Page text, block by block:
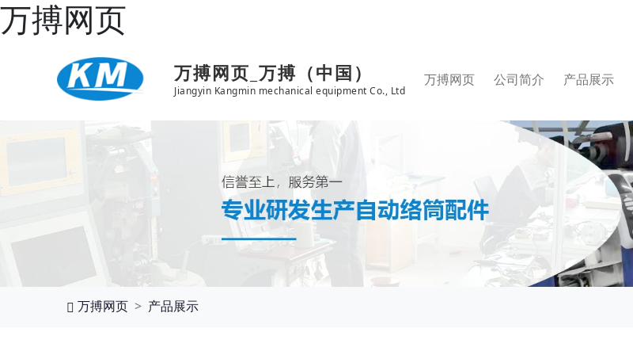
万搏网页
万搏网页_万搏（中国）
Jiangyin Kangmin mechanical equipment Co., Ltd
万搏网页 公司简介 产品展示
万搏网页 产品展示